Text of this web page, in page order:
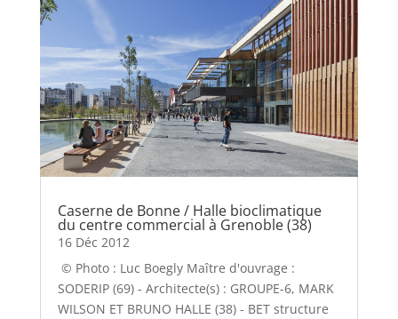
Caserne de Bonne / Halle bioclimatique
du centre commercial à Grenoble (38)
16 Déc 2012
© Photo : Luc Boegly Maître d'ouvrage :
SODERIP (69) - Architecte(s) : GROUPE-6, MARK
WILSON ET BRUNO HALLE (38) - BET structure